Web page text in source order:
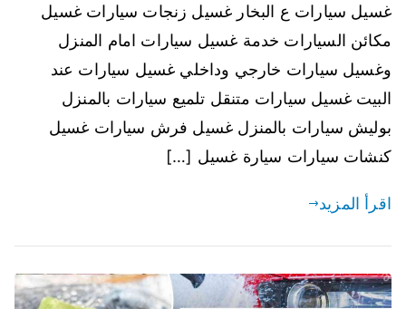
غسيل سيارات ع البخار غسيل زنجات سيارات غسيل
مكائن السيارات خدمة غسيل سيارات امام المنزل
وغسيل سيارات خارجي وداخلي غسيل سيارات عند
البيت غسيل سيارات متنقل تلميع سيارات بالمنزل
بوليش سيارات بالمنزل غسيل فرش سيارات غسيل
كنشات سيارات سيارة غسيل […]
اقرأ المزيد